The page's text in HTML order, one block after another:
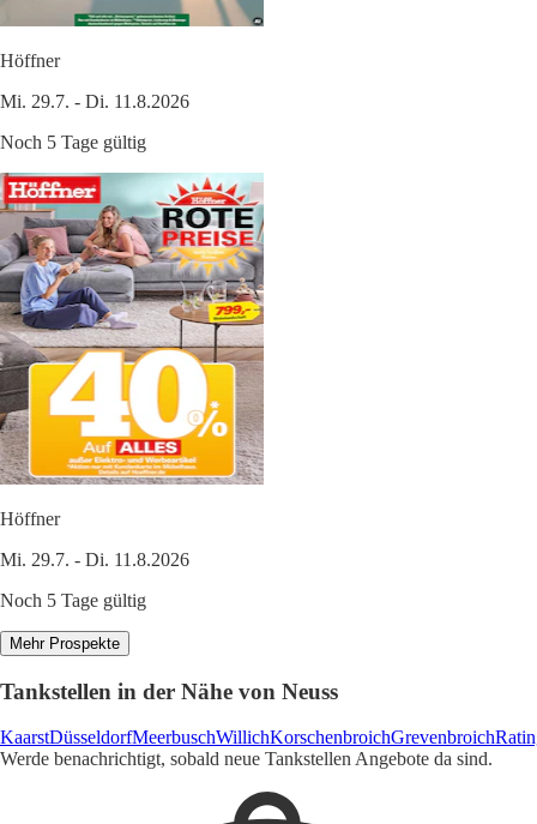
Höffner
Mi. 29.7. - Di. 11.8.2026
Noch 5 Tage gültig
Höffner
Mi. 29.7. - Di. 11.8.2026
Noch 5 Tage gültig
Mehr Prospekte
Tankstellen in der Nähe von Neuss
KaarstDüsseldorfMeerbuschWillichKorschenbroichGrevenbroich
Werde benachrichtigt, sobald neue Tankstellen Angebote da sind.